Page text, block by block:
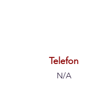
Telefon
N/A